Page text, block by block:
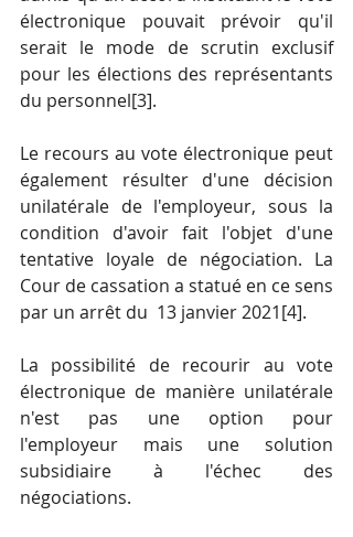
électronique pouvait prévoir qu'il
serait le mode de scrutin exclusif
pour les élections des représentants
du personnel[3].
Le recours au vote électronique peut
également résulter d'une décision
unilatérale de l'employeur, sous la
condition d'avoir fait l'objet d'une
tentative loyale de négociation. La
Cour de cassation a statué en ce sens
par un arrêt du  13 janvier 2021[4].
La possibilité de recourir au vote
électronique de manière unilatérale
n'est pas une option pour
l'employeur mais une solution
subsidiaire à l'échec des
négociations.